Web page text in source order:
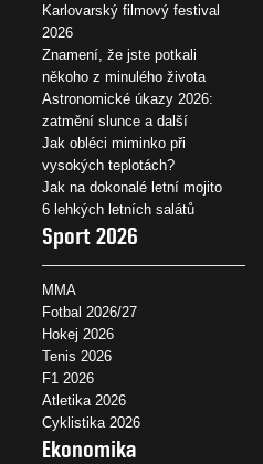
Karlovarský filmový festival
2026
Znamení, že jste potkali
někoho z minulého života
Astronomické úkazy 2026:
zatmění slunce a další
Jak obléci miminko při
vysokých teplotách?
Jak na dokonalé letní mojito
6 lehkých letních salátů
Sport 2026
MMA
Fotbal 2026/27
Hokej 2026
Tenis 2026
F1 2026
Atletika 2026
Cyklistika 2026
Ekonomika